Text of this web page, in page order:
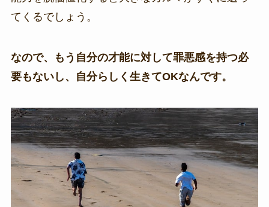
てくるでしょう。
なので、もう自分の才能に対して罪悪感を持つ必
要もないし、自分らしく生きてOKなんです。